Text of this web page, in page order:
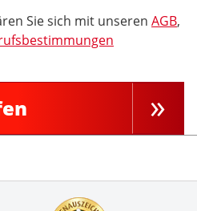
Sie sich mit unseren AGB,
Zertifikate